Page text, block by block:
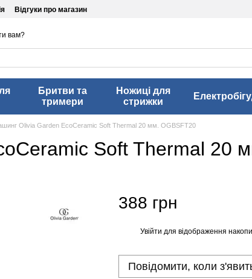
Відгуки про магазин
вам?
Бритви та
тримери
Ножиці для
стрижки
Оlivia Garden EcoСeramic Soft Thermal 20 мм. OGBSFT20
Soft Thermal 20
388 грн
Увійти для відображення
Повідомити, коли